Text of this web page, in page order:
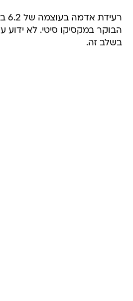
הבוקר במקסיקו סיטי. לא ידוע
בשלב זה.